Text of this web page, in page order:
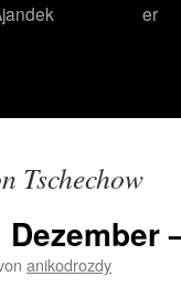
er
Tschechow
anikodrozdy